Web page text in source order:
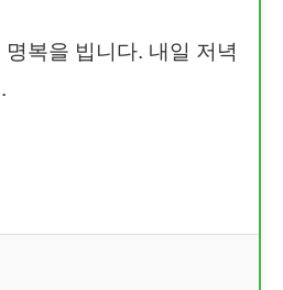
복을 빕니다. 내일 저녁